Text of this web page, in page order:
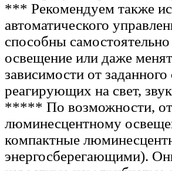
*** Рекомендуем также
автоматического
способны
освещение или даже
зависимости от
реагирующих на свет,
***** По возможности,
люминесцентному
компактные
энергосберегающими).